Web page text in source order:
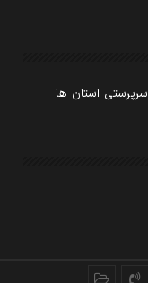
سرپرستی استان ها